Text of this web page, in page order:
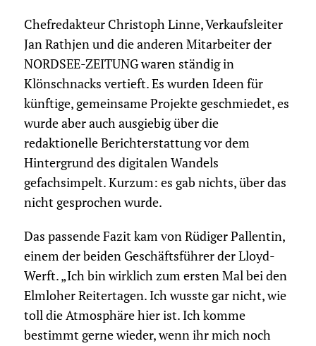
Chefredakteur Christoph Linne, Verkaufsleiter
Jan Rathjen und die anderen Mitarbeiter der
NORDSEE-ZEITUNG waren ständig in
Klönschnacks vertieft. Es wurden Ideen für
künftige, gemeinsame Projekte geschmiedet, es
wurde aber auch ausgiebig über die
redaktionelle Berichterstattung vor dem
Hintergrund des digitalen Wandels
gefachsimpelt. Kurzum: es gab nichts, über das
nicht gesprochen wurde.
Das passende Fazit kam von Rüdiger Pallentin,
einem der beiden Geschäftsführer der Lloyd-
Werft. „Ich bin wirklich zum ersten Mal bei den
Elmloher Reitertagen. Ich wusste gar nicht, wie
toll die Atmosphäre hier ist. Ich komme
bestimmt gerne wieder, wenn ihr mich noch